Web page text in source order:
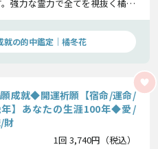
強力な霊力で全てを視抜く橘冬
就の的中鑑定｜橘冬花
成就◆開運祈願【宿命/運命/
年】あなたの生涯100年◆愛/
財
1回 3,740円（税込）